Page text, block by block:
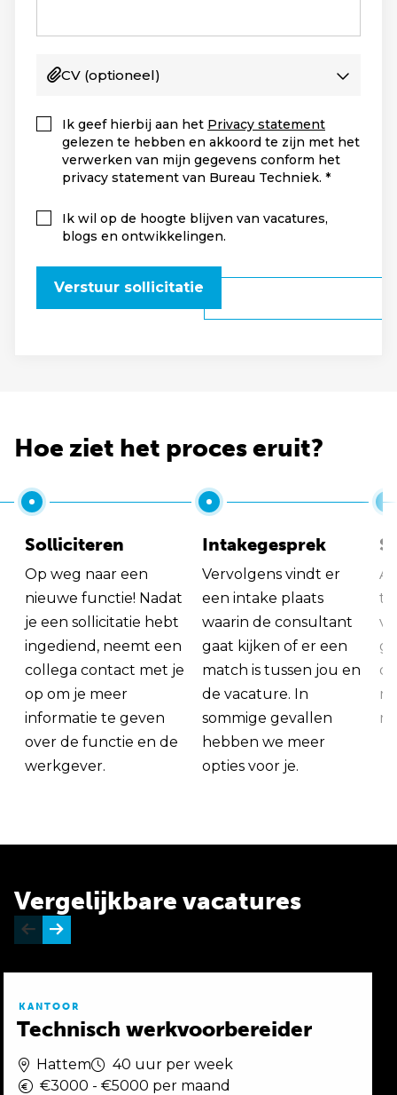
CV (optioneel)
Ik geef hierbij aan het Privacy statement
gelezen te hebben en akkoord te zijn met het
verwerken van mijn gegevens conform het
privacy statement van Bureau Techniek.
Ik wil op de hoogte blijven van vacatures,
blogs en ontwikkelingen.
Verstuur sollicitatie
Hoe ziet het proces eruit?
Solliciteren
Op weg naar een
nieuwe functie! Nadat
je een sollicitatie hebt
ingediend, neemt een
collega contact met je
op om je meer
informatie te geven
over de functie en de
werkgever.
Intakegesprek
Vervolgens vindt er
een intake plaats
waarin de consultant
gaat kijken of er een
match is tussen jou en
de vacature. In
sommige gevallen
hebben we meer
opties voor je.
Vergelijkbare vacatures
KANTOOR
Technisch werkvoorbereider
Hattem
40 uur per week
€3000 - €5000 per maand